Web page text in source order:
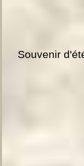
Souvenir